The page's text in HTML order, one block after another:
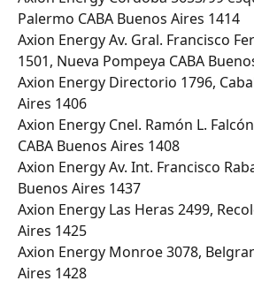
Palermo CABA Buenos Aires 1414
Axion Energy Av. Gral. Francisco
1501, Nueva Pompeya CABA
Axion Energy Directorio 1796,
Aires 1406
Axion Energy Cnel. Ramón L.
CABA Buenos Aires 1408
Axion Energy Av. Int. Francisco
Buenos Aires 1437
Axion Energy Las Heras 2499,
Aires 1425
Axion Energy Monroe 3078,
Aires 1428